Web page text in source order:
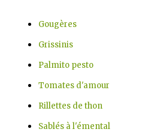
Gougères
Grissinis
Palmito pesto
Tomates d'amour
Rillettes de thon
Sablés à l'émental